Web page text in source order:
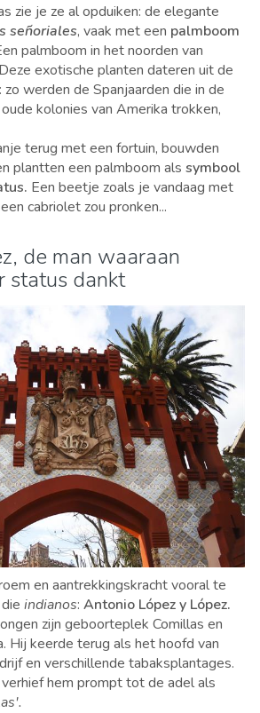
zie je ze al opduiken: de elegante
señoriales, vaak met een palmboom
palmboom in het noorden van
exotische planten dateren uit de
: zo werden de Spanjaarden die in de
kolonies van Amerika trokken,
terug met een fortuin, bouwden
plantten een palmboom als symbool
Een beetje zoals je vandaag met
cabriolet zou pronken...
de man waaraan
status dankt
en aantrekkingskracht vooral te
indianos: Antonio López y López.
zijn geboorteplek Comillas en
Hij keerde terug als het hoofd van
en verschillende tabaksplantages.
verhief hem prompt tot de adel als